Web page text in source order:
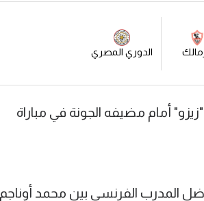
الدوري المصري
أمام مضيفه الجونة في مباراة
المدرب الفرنسي بين محمد أوناجم